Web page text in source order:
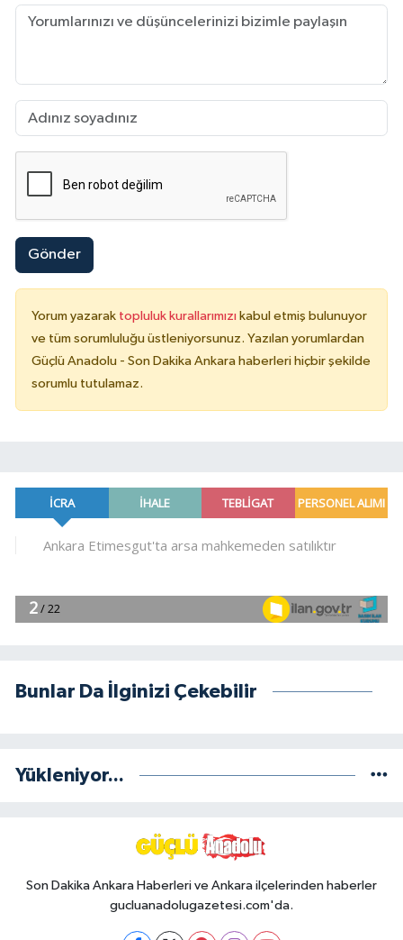
Gönder
Yorum yazarak topluluk kurallarımızı kabul etmiş bulunuyor
ve tüm sorumluluğu üstleniyorsunuz. Yazılan yorumlardan
Güçlü Anadolu - Son Dakika Ankara haberleri hiçbir şekilde
sorumlu tutulamaz.
Bunlar Da İlginizi Çekebilir
Yükleniyor...
Son Dakika Ankara Haberleri ve Ankara ilçelerinden haberler
gucluanadolugazetesi.com'da.